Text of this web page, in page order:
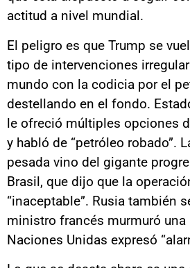
actitud a nivel mundial.
El peligro es que Trump se
tipo de intervenciones
mundo con la codicia por el
destellando en el fondo.
le ofreció múltiples opciones
y habló de “petróleo robado”.
pesada vino del gigante
Brasil, que dijo que la
“inaceptable”. Rusia también
ministro francés murmuró una
Naciones Unidas expresó